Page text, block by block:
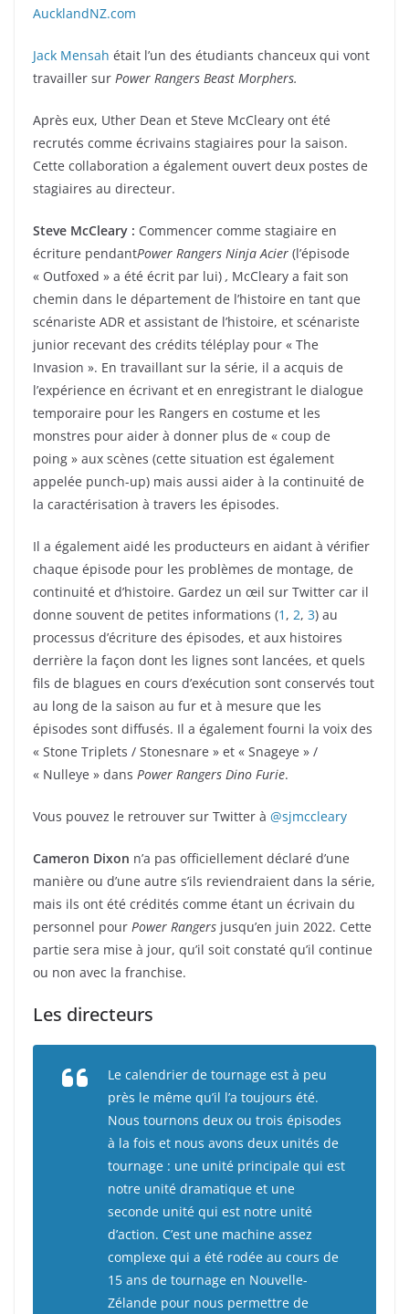
AucklandNZ.com
Jack Mensah était l’un des étudiants chanceux qui vont
travailler sur Power Rangers Beast Morphers.
Après eux, Uther Dean et Steve McCleary ont été
recrutés comme écrivains stagiaires pour la saison.
Cette collaboration a également ouvert deux postes de
stagiaires au directeur.
Steve McCleary : Commencer comme stagiaire en
écriture pendantPower Rangers Ninja Acier (l’épisode
« Outfoxed » a été écrit par lui) , McCleary a fait son
chemin dans le département de l’histoire en tant que
scénariste ADR et assistant de l’histoire, et scénariste
junior recevant des crédits téléplay pour « The
Invasion ». En travaillant sur la série, il a acquis de
l’expérience en écrivant et en enregistrant le dialogue
temporaire pour les Rangers en costume et les
monstres pour aider à donner plus de « coup de
poing » aux scènes (cette situation est également
appelée punch-up) mais aussi aider à la continuité de
la caractérisation à travers les épisodes.
Il a également aidé les producteurs en aidant à vérifier
chaque épisode pour les problèmes de montage, de
continuité et d’histoire. Gardez un œil sur Twitter car il
donne souvent de petites informations (1 , 2, 3) au
processus d’écriture des épisodes, et aux histoires
derrière la façon dont les lignes sont lancées, et quels
fils de blagues en cours d’exécution sont conservés tout
au long de la saison au fur et à mesure que les
épisodes sont diffusés. Il a également fourni la voix des
« Stone Triplets / Stonesnare » et « Snageye » /
« Nulleye » dans Power Rangers Dino Furie.
Vous pouvez le retrouver sur Twitter à @sjmccleary
Cameron Dixon n’a pas officiellement déclaré d’une
manière ou d’une autre s’ils reviendraient dans la série,
mais ils ont été crédités comme étant un écrivain du
personnel pour Power Rangers jusqu’en juin 2022. Cette
partie sera mise à jour, qu’il soit constaté qu’il continue
ou non avec la franchise.
Les directeurs
Le calendrier de tournage est à peu
près le même qu’il l’a toujours été.
Nous tournons deux ou trois épisodes
à la fois et nous avons deux unités de
tournage : une unité principale qui est
notre unité dramatique et une
seconde unité qui est notre unité
d’action. C’est une machine assez
complexe qui a été rodée au cours de
15 ans de tournage en Nouvelle-
Zélande pour nous permettre de